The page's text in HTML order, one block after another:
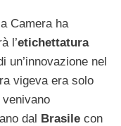
Camera ha
l’etichettatura
un’innovazione nel
vigeva era solo
dal Brasile con